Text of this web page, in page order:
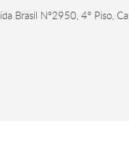
Brasil N°2950, 4° Piso,